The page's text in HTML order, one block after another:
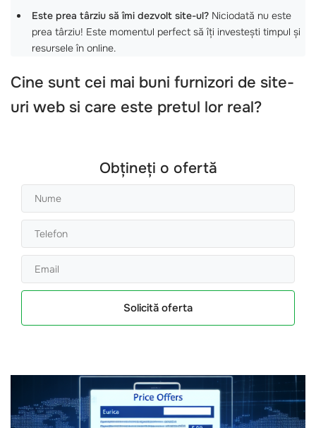
Este prea târziu să îmi dezvolt site-ul? Niciodată nu este
prea târziu! Este momentul perfect să îți investești timpul și
resursele în online.
Cine sunt cei mai buni furnizori de site-
uri web si care este pretul lor real?
Obțineți o ofertă
Solicită oferta